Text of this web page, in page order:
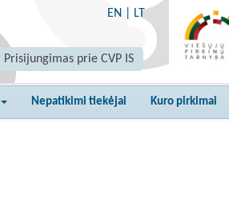
EN LT
Prisijungimas prie CVP IS
Nepatikimi tiekėjai Kuro pirkimai